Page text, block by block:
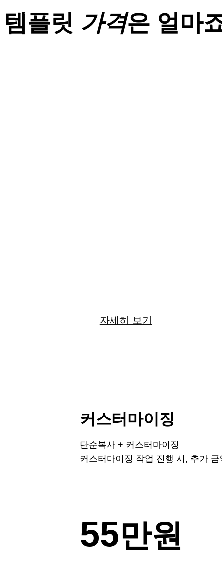
템플릿 가격은 얼마
자세히 보기
커스터마이징
단순복사 + 커스터마이징
커스터마이징 작업 진행 시, 추가
55만원